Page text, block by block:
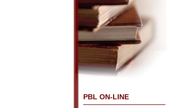
PBL ON-LINE